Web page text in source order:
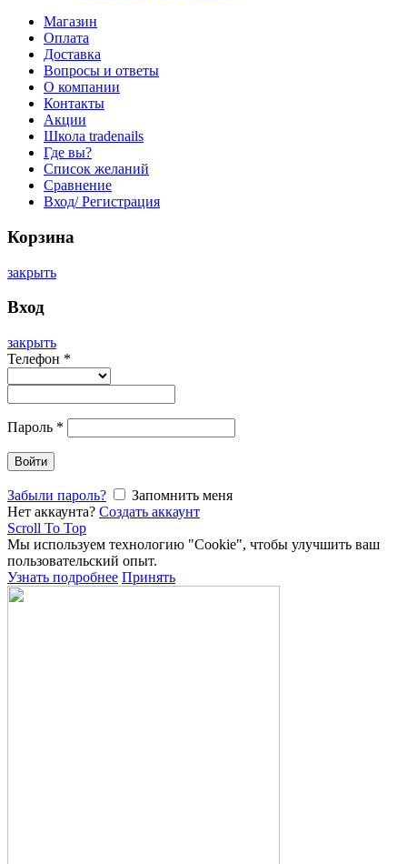
Магазин
Оплата
Доставка
Вопросы и ответы
О компании
Контакты
Акции
Школа tradenails
Где вы?
Список желаний
Сравнение
Вход/ Регистрация
Корзина
закрыть
Вход
закрыть
Телефон *
Пароль *
Войти
Забыли пароль?
Запомнить меня
Нет аккаунта? Создать аккаунт
Scroll To Top
Мы используем технологию "Cookie", чтобы улучшить ваш
пользовательский опыт.
Узнать подробнее Принять